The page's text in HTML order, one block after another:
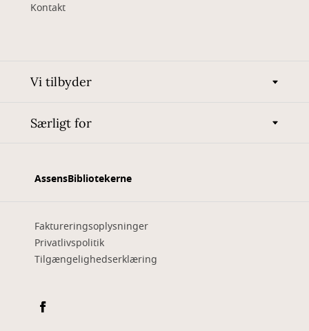
Kontakt
Vi tilbyder
Særligt for
AssensBibliotekerne
Faktureringsoplysninger
Privatlivspolitik
Tilgængelighedserklæring